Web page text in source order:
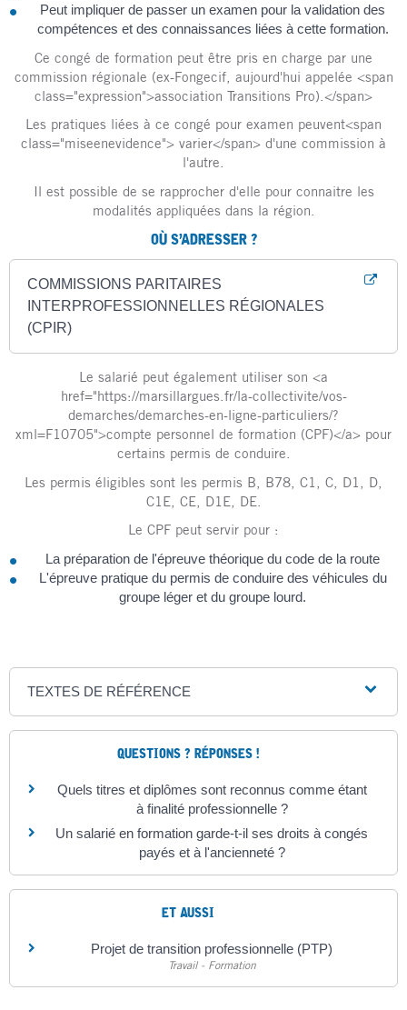
Peut impliquer de passer un examen pour la validation des
compétences et des connaissances liées à cette formation.
Ce congé de formation peut être pris en charge par une
commission régionale (ex-Fongecif, aujourd'hui appelée <span
class="expression">association Transitions Pro).</span>
Les pratiques liées à ce congé pour examen peuvent<span
class="miseenevidence"> varier</span> d'une commission à
l'autre.
Il est possible de se rapprocher d'elle pour connaitre les
modalités appliquées dans la région.
OÙ S’ADRESSER ?
COMMISSIONS PARITAIRES
INTERPROFESSIONNELLES RÉGIONALES
(CPIR)
Le salarié peut également utiliser son <a
href="https://marsillargues.fr/la-collectivite/vos-
demarches/demarches-en-ligne-particuliers/?
xml=F10705">compte personnel de formation (CPF)</a> pour
certains permis de conduire.
Les permis éligibles sont les permis B, B78, C1, C, D1, D,
C1E, CE, D1E, DE.
Le CPF peut servir pour :
La préparation de l'épreuve théorique du code de la route
L'épreuve pratique du permis de conduire des véhicules du
groupe léger et du groupe lourd.
TEXTES DE RÉFÉRENCE
QUESTIONS ? RÉPONSES !
Quels titres et diplômes sont reconnus comme étant
à finalité professionnelle ?
Un salarié en formation garde-t-il ses droits à congés
payés et à l'ancienneté ?
ET AUSSI
Projet de transition professionnelle (PTP)
Travail - Formation